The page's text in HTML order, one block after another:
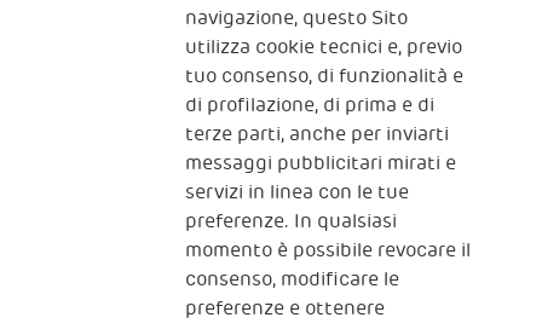
Fondazione
The Human Safety Net
CONTATTACI
navigazione, questo Sito
utilizza cookie tecnici e, previo
tuo consenso, di funzionalità e
di profilazione, di prima e di
terze parti, anche per inviarti
messaggi pubblicitari mirati e
servizi in linea con le tue
preferenze. In qualsiasi
momento è possibile revocare il
consenso, modificare le
preferenze e ottenere